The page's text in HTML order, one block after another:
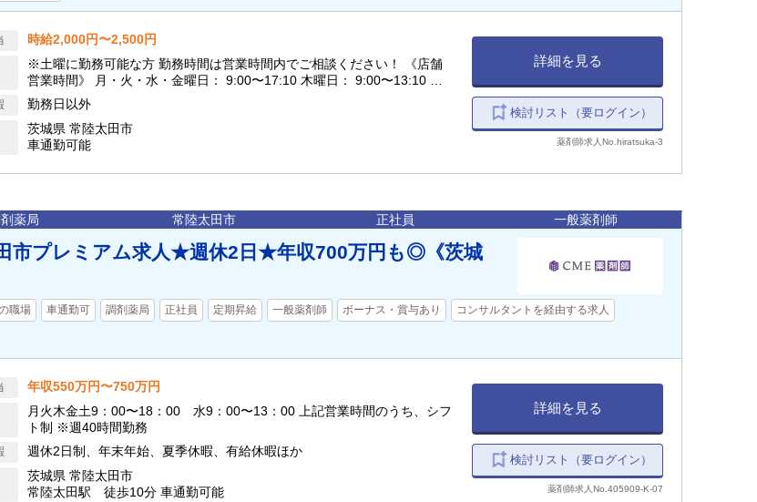
時給2,000円〜2,500円
※土曜に勤務可能な方 勤務時間は営業時間内でご相談ください！ 《店舗
営業時間》 月・火・水・金曜日： 9:00〜17:10 木曜日： 9:00〜13:10 土
曜日： 9:00〜15:10
勤務日以外
茨城県 常陸太田市
車通勤可能
詳細を見る
検討リスト（要ログイン）
薬剤師求人No.hiratsuka-3
薬局 常陸太田市 正社員 一般薬剤師
市プレミアム求人★週休2日★年収700万円も◎《茨城
職場 車通勤可 調剤薬局 正社員 定期昇給 一般薬剤師 ボーナス・賞与あり コンサルタントを経由する求人
年収550万円〜750万円
月火木金土9：00〜18：00 水9：00〜13：00 上記営業時間のうち、シフ
ト制 ※週40時間勤務
週休2日制、年末年始、夏季休暇、有給休暇ほか
茨城県 常陸太田市
常陸太田駅 徒歩10分 車通勤可能
詳細を見る
検討リスト（要ログイン）
薬剤師求人No.405909-K-07